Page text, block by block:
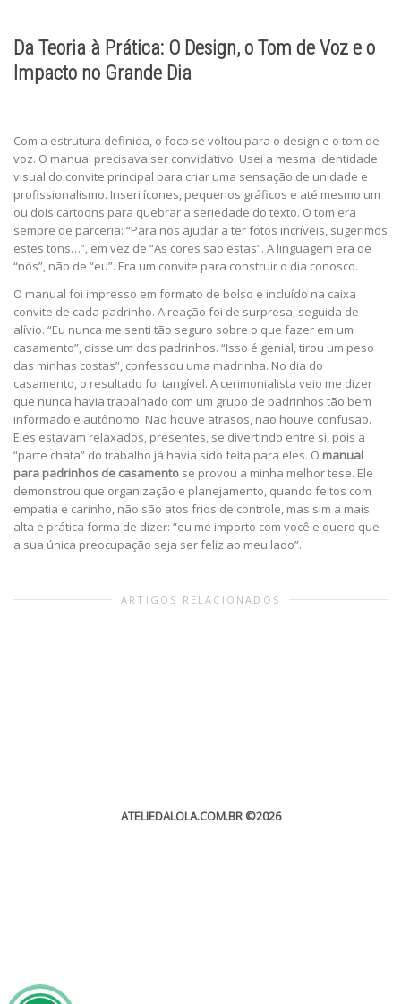
Da Teoria à Prática: O Design, o Tom de Voz e o
Impacto no Grande Dia
Com a estrutura definida, o foco se voltou para o design e o tom de
voz. O manual precisava ser convidativo. Usei a mesma identidade
visual do convite principal para criar uma sensação de unidade e
profissionalismo. Inseri ícones, pequenos gráficos e até mesmo um
ou dois cartoons para quebrar a seriedade do texto. O tom era
sempre de parceria: “Para nos ajudar a ter fotos incríveis, sugerimos
estes tons…”, em vez de “As cores são estas”. A linguagem era de
“nós”, não de “eu”. Era um convite para construir o dia conosco.
O manual foi impresso em formato de bolso e incluído na caixa
convite de cada padrinho. A reação foi de surpresa, seguida de
alívio. “Eu nunca me senti tão seguro sobre o que fazer em um
casamento”, disse um dos padrinhos. “Isso é genial, tirou um peso
das minhas costas”, confessou uma madrinha. No dia do
casamento, o resultado foi tangível. A cerimonialista veio me dizer
que nunca havia trabalhado com um grupo de padrinhos tão bem
informado e autônomo. Não houve atrasos, não houve confusão.
Eles estavam relaxados, presentes, se divertindo entre si, pois a
“parte chata” do trabalho já havia sido feita para eles. O manual
para padrinhos de casamento se provou a minha melhor tese. Ele
demonstrou que organização e planejamento, quando feitos com
empatia e carinho, não são atos frios de controle, mas sim a mais
alta e prática forma de dizer: “eu me importo com você e quero que
a sua única preocupação seja ser feliz ao meu lado”.
ARTIGOS RELACIONADOS
ATELIEDALOLA.COM.BR©2026